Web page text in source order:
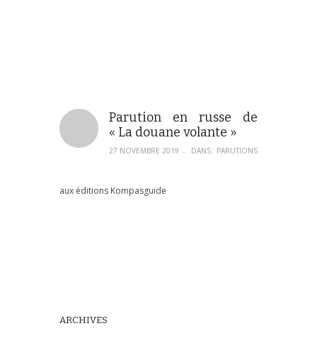
Parution en russe de
« La douane volante »
27 NOVEMBRE 2019 – DANS: PARUTIONS
aux éditions Kompasguide
ARCHIVES